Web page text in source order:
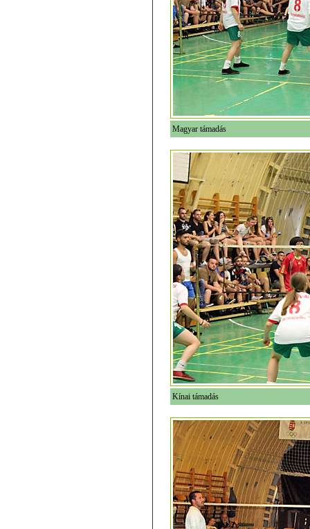
Magyar támadás
Kínai támadás